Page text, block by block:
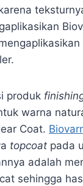
produk
warna
Coat.
topcoat pada
adalah
sehingga